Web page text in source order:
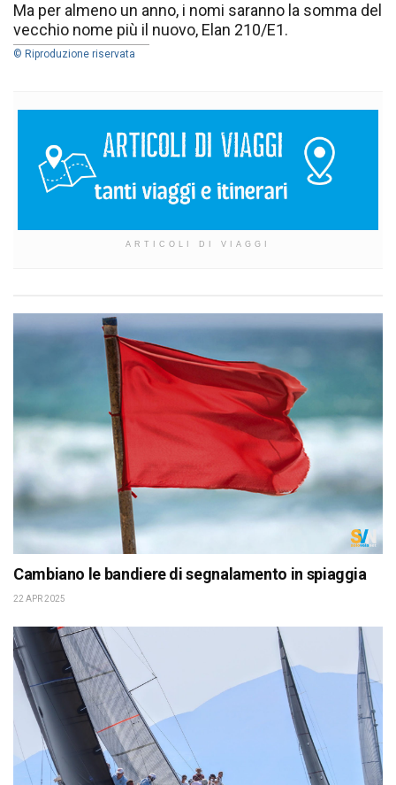
Ma per almeno un anno, i nomi saranno la somma del
vecchio nome più il nuovo, Elan 210/E1.
© Riproduzione riservata
ARTICOLI DI VIAGGI
Cambiano le bandiere di segnalamento in spiaggia
22 APR 2025